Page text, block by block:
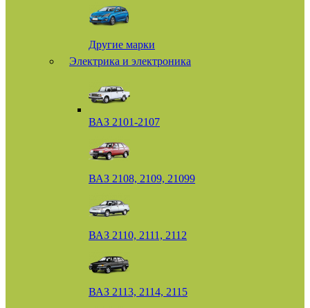
Другие марки
Электрика и электроника
ВАЗ 2101-2107
ВАЗ 2108, 2109, 21099
ВАЗ 2110, 2111, 2112
ВАЗ 2113, 2114, 2115